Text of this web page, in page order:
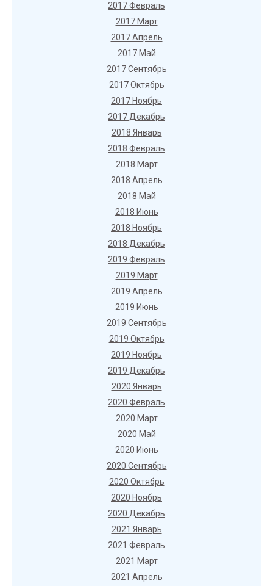
2017 Февраль
2017 Март
2017 Апрель
2017 Май
2017 Сентябрь
2017 Октябрь
2017 Ноябрь
2017 Декабрь
2018 Январь
2018 Февраль
2018 Март
2018 Апрель
2018 Май
2018 Июнь
2018 Ноябрь
2018 Декабрь
2019 Февраль
2019 Март
2019 Апрель
2019 Июнь
2019 Сентябрь
2019 Октябрь
2019 Ноябрь
2019 Декабрь
2020 Январь
2020 Февраль
2020 Март
2020 Май
2020 Июнь
2020 Сентябрь
2020 Октябрь
2020 Ноябрь
2020 Декабрь
2021 Январь
2021 Февраль
2021 Март
2021 Апрель